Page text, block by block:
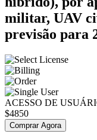
militar, UAV
previsão para
ACESSO DE
$4850
Comprar Agora